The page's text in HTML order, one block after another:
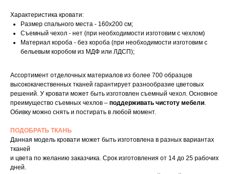
Характеристика кровати:
Размер спального места - 160x200 cм;
Съемный чехол - нет (при необходимости изготовим с чехлом)
Материал короба - без короба (при необходимости изготовим с
бельевым коробом из МДФ или ЛДСП);
Ассортимент отделочных материалов из более 700 образцов
высококачественных тканей гарантирует разнообразие цветовых
решений. У кровати может быть изготовлен съемный чехол. Основное
преимущество съемных чехлов – поддерживать чистоту мебели.
Обивку можно снять и постирать в любой момент.
ПОДОБРАТЬ ТКАНЬ
Данная модель кровати может быть изготовлена в разных вариантах
тканей
и цвета по желанию заказчика. Срок изготовления от 14 до 25 рабочих
дней.